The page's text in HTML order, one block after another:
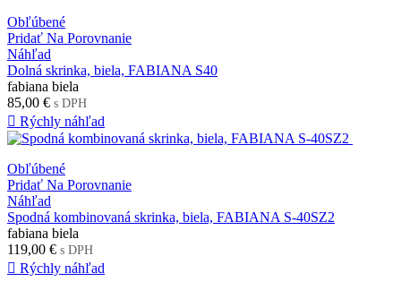
Obľúbené
Pridať Na Porovnanie
Náhľad
Dolná skrinka, biela, FABIANA S40
fabiana biela
85,00 € s DPH
 Rýchly náhľad
Obľúbené
Pridať Na Porovnanie
Náhľad
Spodná kombinovaná skrinka, biela, FABIANA S-40SZ2
fabiana biela
119,00 € s DPH
 Rýchly náhľad